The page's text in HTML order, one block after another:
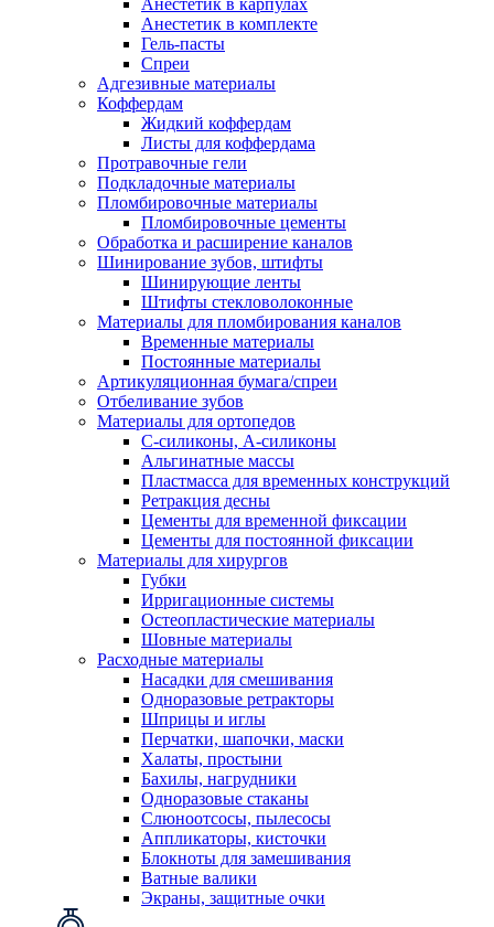
Анестетик в карпулах
Анестетик в комплекте
Гель-пасты
Спреи
Адгезивные материалы
Коффердам
Жидкий коффердам
Листы для коффердама
Протравочные гели
Подкладочные материалы
Пломбировочные материалы
Пломбировочные цементы
Обработка и расширение каналов
Шинирование зубов, штифты
Шинирующие ленты
Штифты стекловолоконные
Материалы для пломбирования каналов
Временные материалы
Постоянные материалы
Артикуляционная бумага/спреи
Отбеливание зубов
Материалы для ортопедов
C-силиконы, А-силиконы
Альгинатные массы
Пластмасса для временных конструкций
Ретракция десны
Цементы для временной фиксации
Цементы для постоянной фиксации
Материалы для хирургов
Губки
Ирригационные системы
Остеопластические материалы
Шовные материалы
Расходные материалы
Насадки для смешивания
Одноразовые ретракторы
Шприцы и иглы
Перчатки, шапочки, маски
Халаты, простыни
Бахилы, нагрудники
Одноразовые стаканы
Слюноотсосы, пылесосы
Аппликаторы, кисточки
Блокноты для замешивания
Ватные валики
Экраны, защитные очки